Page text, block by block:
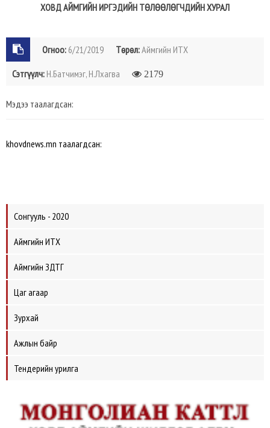
ХОВД АЙМГИЙН ИРГЭДИЙН ТӨЛӨӨЛӨГЧДИЙН ХУРАЛ
Огноо: 6/21/2019 Төрөл:Аймгийн ИТХ
Сэтгүүлч: Н.Батчимэг, Н.Лхагва 2179
Мэдээ таалагдсан:
khovdnews.mn таалагдсан:
Сонгууль - 2020
Аймгийн ИТХ
Аймгийн ЗДТГ
Цаг агаар
Зурхай
Ажлын байр
Тендерийн урилга